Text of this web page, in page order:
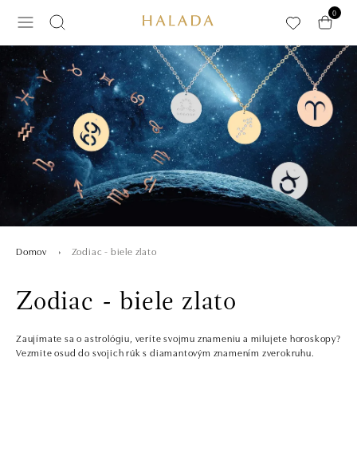
0
Domov Zodiac - biele zlato
Zodiac - biele zlato
Zaujímate sa o astrológiu, veríte svojmu znameniu a milujete horoskopy?
Vezmite osud do svojich rúk s diamantovým znamením zverokruhu.